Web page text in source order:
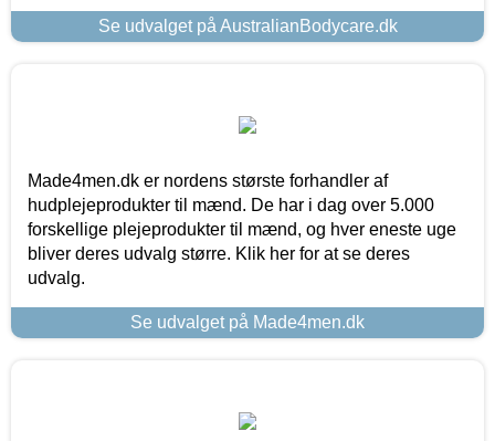
Se udvalget på AustralianBodycare.dk
Made4men.dk er nordens største forhandler af
hudplejeprodukter til mænd. De har i dag over 5.000
forskellige plejeprodukter til mænd, og hver eneste uge
bliver deres udvalg større. Klik her for at se deres
udvalg.
Se udvalget på Made4men.dk